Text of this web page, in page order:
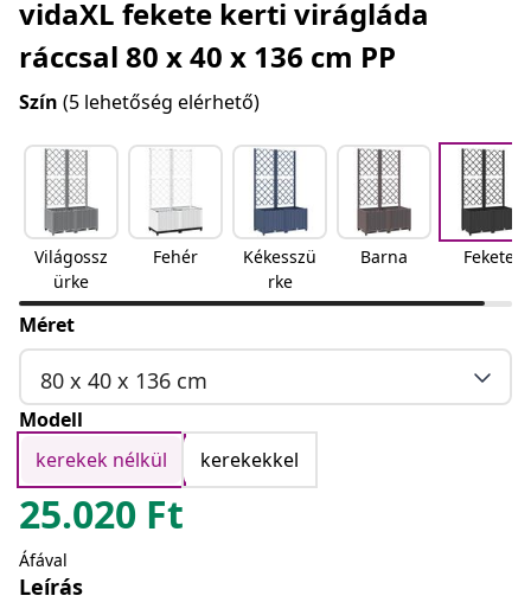
vidaXL fekete kerti virágláda
ráccsal 80 x 40 x 136 cm PP
Szín (5 lehetőség elérhető)
Világossz
ürke
Fehér
Kékesszü
rke
Barna Fekete
Méret
80 x 40 x 136 cm
Modell
kerekek nélkül
kerekekkel
25.020 Ft
Áfával
Leírás